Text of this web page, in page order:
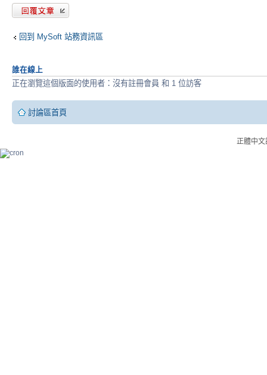
發表回覆
回到 MySoft 站務資訊區
誰在線上
正在瀏覽這個版面的使用者：沒有註冊會員 和 1 位訪客
討論區首頁
正體中